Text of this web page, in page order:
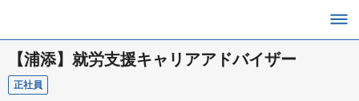
【浦添】就労支援キャリアアドバイザー
正社員